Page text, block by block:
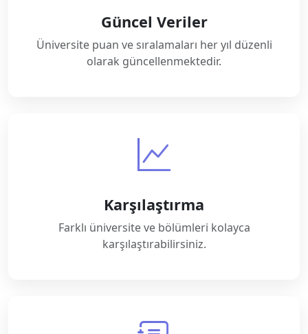
Güncel Veriler
Üniversite puan ve sıralamaları her yıl düzenli
olarak güncellenmektedir.
Karşılaştırma
Farklı üniversite ve bölümleri kolayca
karşılaştırabilirsiniz.